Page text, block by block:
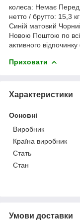
колеса: Немає
нетто / брутто: 15,3
Синій матовий
Новою Поштою по
активного
Приховати
Характеристики
Основні
Виробник
Країна виробник
Стать
Стан
Умови доставки